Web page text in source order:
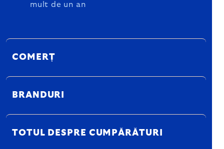
mult de un an
COMERȚ
BRANDURI
TOTUL DESPRE CUMPĂRĂTURI